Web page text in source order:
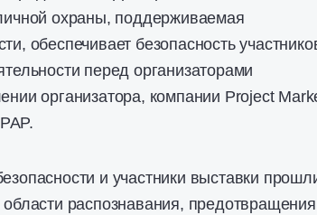
охраны, поддерживаемая
обеспечивает безопасность
перед организаторами
организатора, компании Project
и участники выставки
распознавания,